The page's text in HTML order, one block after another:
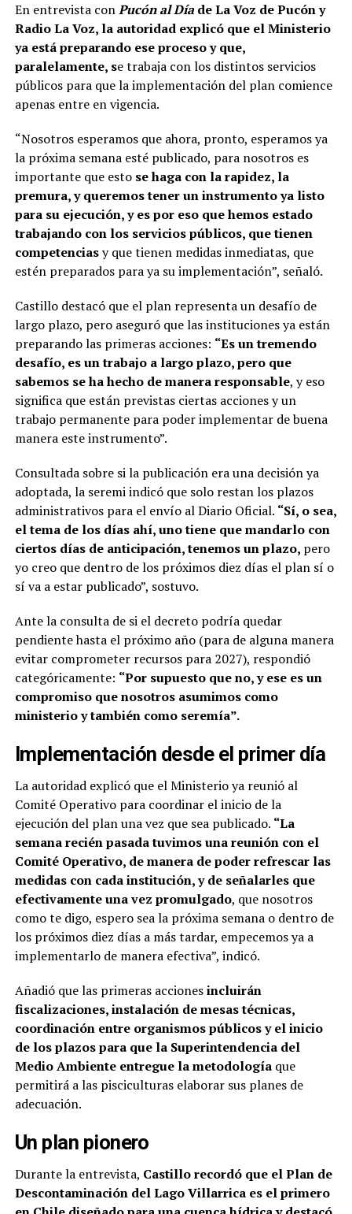
En entrevista conPucón al Díade La Voz de Pucón y
Radio La Voz, la autoridad explicó que el Ministerio
ya está preparando ese proceso y que,
paralelamente, se trabaja con los distintos servicios
públicos para que la implementación del plan comience
apenas entre en vigencia.
“Nosotros esperamos que ahora, pronto, esperamos ya
la próxima semana esté publicado, para nosotros es
importante que esto se haga con la rapidez, la
premura, y queremos tener un instrumento ya listo
para su ejecución, y es por eso que hemos estado
trabajando con los servicios públicos, que tienen
competenciasy que tienen medidas inmediatas, que
estén preparados para ya su implementación”, señaló.
Castillo destacó que el plan representa un desafío de
largo plazo, pero aseguró que las instituciones ya están
preparando las primeras acciones: “Es un tremendo
desafío, es un trabajo a largo plazo, pero que
sabemos se ha hecho de manera responsable, y eso
significa que están previstas ciertas acciones y un
trabajo permanente para poder implementar de buena
manera este instrumento”.
Consultada sobre si la publicación era una decisión ya
adoptada, la seremi indicó que solo restan los plazos
administrativos para el envío al Diario Oficial. “Sí, o sea,
el tema de los días ahí, uno tiene que mandarlo con
ciertos días de anticipación, tenemos un plazo, pero
yo creo que dentro de los próximos diez días el plan sí o
sí va a estar publicado”, sostuvo.
Ante la consulta de si el decreto podría quedar
pendiente hasta el próximo año (para de alguna manera
evitar comprometer recursos para 2027), respondió
categóricamente: “Por supuesto que no, y ese es un
compromiso que nosotros asumimos como
ministerio y también como seremía”.
Implementación desde el primer día
La autoridad explicó que el Ministerio ya reunió al
Comité Operativo para coordinar el inicio de la
ejecución del plan una vez que sea publicado. “La
semana recién pasada tuvimos una reunión con el
Comité Operativo, de manera de poder refrescar las
medidas con cada institución, y de señalarles que
efectivamente una vez promulgado, que nosotros
como te digo, espero sea la próxima semana o dentro de
los próximos diez días a más tardar, empecemos ya a
implementarlo de manera efectiva”, indicó.
Añadió que las primeras accionesincluirán
fiscalizaciones, instalación de mesas técnicas,
coordinación entre organismos públicos y el inicio
de los plazos para que la Superintendencia del
Medio Ambiente entregue la metodología que
permitirá a las pisciculturas elaborar sus planes de
adecuación.
Un plan pionero
Durante la entrevista, Castillo recordó que el Plan de
Descontaminación del Lago Villarrica es el primero